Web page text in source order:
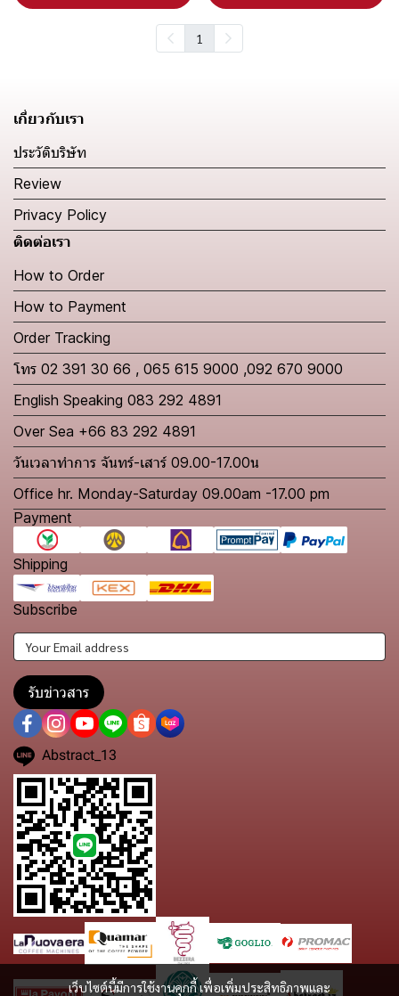
1
เว็บไซต์นี้มีการใช้งานคุกกี้ เพื่อเพิ่มประสิทธิภาพและ
เกี่ยวกับเรา
ประวัติบริษัท
Review
Privacy Policy
ติดต่อเรา
How to Order
How to Payment
Order Tracking
โทร 02 391 30 66 , 065 615 9000 ,092 670 9000
English Speaking 083 292 4891
Over Sea +66 83 292 4891
วันเวลาทำการ จันทร์-เสาร์ 09.00-17.00น
Office hr. Monday-Saturday 09.00am -17.00 pm
Payment
Shipping
Subscribe
รับข่าวสาร
Abstract_13